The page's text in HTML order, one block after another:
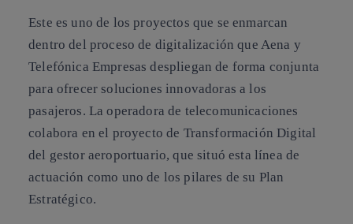
Este es uno de los proyectos que se enmarcan
dentro del proceso de digitalización que Aena y
Telefónica Empresas despliegan de forma conjunta
para ofrecer soluciones innovadoras a los
pasajeros. La operadora de telecomunicaciones
colabora en el proyecto de Transformación Digital
del gestor aeroportuario, que situó esta línea de
actuación como uno de los pilares de su Plan
Estratégico.